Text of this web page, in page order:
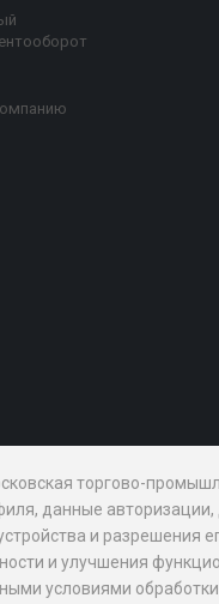
торгово-
данные авторизации,
и разрешения
и улучшения
условиями